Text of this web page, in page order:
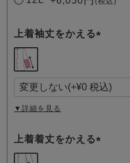
上着袖丈をかえる
須
)
▼詳細を見る
上着着丈をかえる